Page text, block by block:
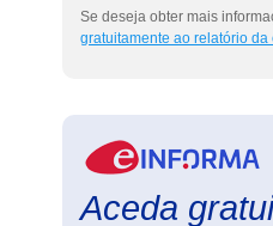
Se deseja obter mais
gratuitamente ao relatório da
Aceda